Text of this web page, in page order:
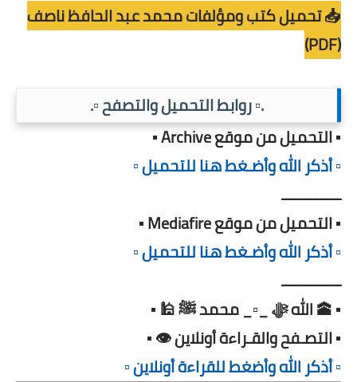
📥 تحميل كتب ومؤلفات محمد عبد الحافظ ناصف
(PDF)
.▫️ روابط التحميل والتصفح ▫️.
▪️ التحميل من موقع Archive ▪️
▫️ أذكر الله وأضـغط هنا للتحميل ▫️
ـــــــــــــــ
▪️ التحميل من موقع Mediafire ▪️
▫️ أذكر الله وأضـغط هنا للتحميل ▫️
ـــــــــــــــ
▪️ 🕋 الله ﷻ _▫️_ محمد ﷺ 🕌 ▪️
▪️ التصـفح والقـراءة أونلاين 👁️ ▪️
▫️ أذكر الله وأضغط للقراءة أونلاين ▫️